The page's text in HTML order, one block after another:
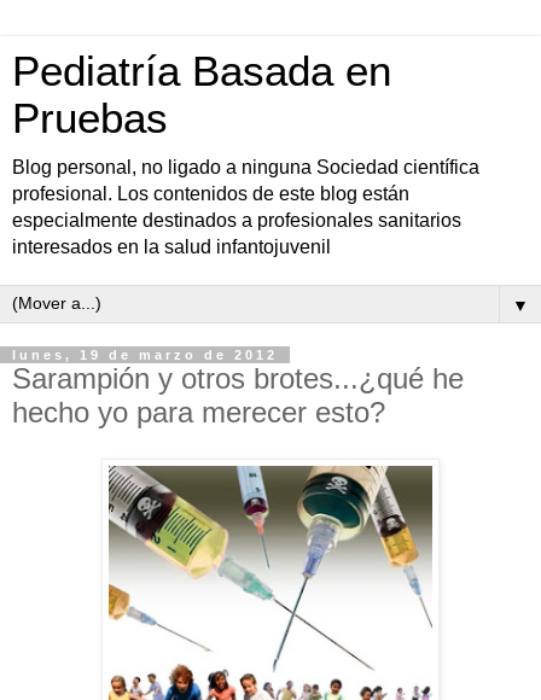
Pediatría Basada en
Pruebas
Blog personal, no ligado a ninguna Sociedad científica
profesional. Los contenidos de este blog están
especialmente destinados a profesionales sanitarios
interesados en la salud infantojuvenil
▼
lunes, 19 de marzo de 2012
Sarampión y otros brotes...¿qué he
hecho yo para merecer esto?